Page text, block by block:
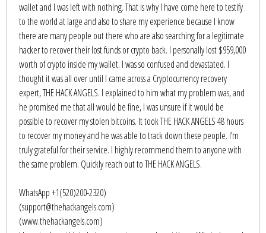
wallet and I was left with nothing. That is why I have come here to testify
to the world at large and also to share my experience because I know
there are many people out there who are also searching for a legitimate
hacker to recover their lost funds or crypto back. I personally lost $959,000
worth of crypto inside my wallet. I was so confused and devastated. I
thought it was all over until I came across a Cryptocurrency recovery
expert, THE HACK ANGELS. I explained to him what my problem was, and
he promised me that all would be fine, I was unsure if it would be
possible to recover my stolen bitcoins. It took THE HACK ANGELS 48 hours
to recover my money and he was able to track down these people. I’m
truly grateful for their service. I highly recommend them to anyone with
the same problem. Quickly reach out to THE HACK ANGELS.
WhatsApp +1(520)200-2320)
(support@thehackangels.com)
(www.thehackangels.com)